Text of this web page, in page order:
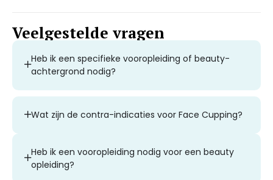
Veelgestelde vragen
Heb ik een specifieke vooropleiding of beauty-
achtergrond nodig?
Wat zijn de contra-indicaties voor Face Cupping?
Heb ik een vooropleiding nodig voor een beauty
opleiding?